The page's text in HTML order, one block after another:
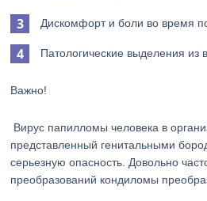
Дискомфорт и боли во время
Патологические выделения из
Важно!
Вирус папилломы человека в
представленный генитальными
серьезную опасность. Довольно
преобразований кондиломы